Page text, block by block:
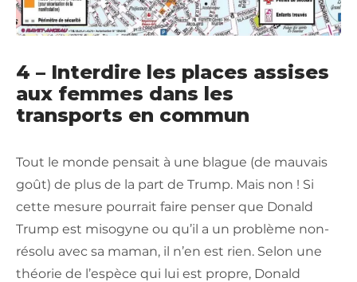
4 – Interdire les places assises
aux femmes dans les
transports en commun
Tout le monde pensait à une blague (de mauvais
goût) de plus de la part de Trump. Mais non ! Si
cette mesure pourrait faire penser que Donald
Trump est misogyne ou qu’il a un problème non-
résolu avec sa maman, il n’en est rien. Selon une
théorie de l’espèce qui lui est propre, Donald